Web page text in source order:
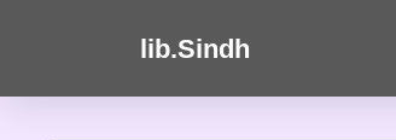
lib.Sindh